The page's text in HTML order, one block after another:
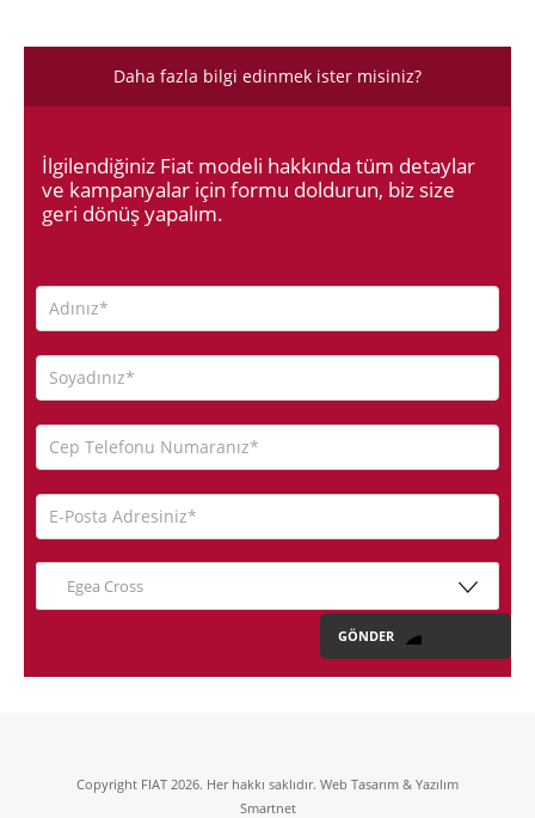
Daha fazla bilgi edinmek ister misiniz?
İlgilendiğiniz Fiat modeli hakkında tüm detaylar
ve kampanyalar için formu doldurun, biz size
geri dönüş yapalım.
Egea Cross
Copyright FIAT 2026. Her hakkı saklıdır. Web Tasarım & Yazılım
Smartnet